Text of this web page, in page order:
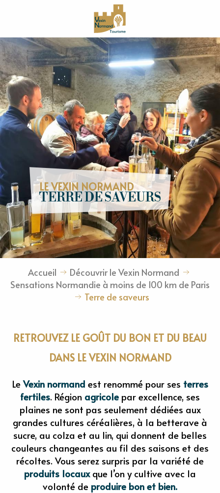
principal
LE VEXIN NORMAND
TERRE DE SAVEURS
Accueil
Découvrir le Vexin Normand
Sensations Normandie à moins de 100 km de Paris
Terre de saveurs
RETROUVEZ LE GOÛT DU BON ET DU BEAU
DANS LE VEXIN NORMAND
LeVexin normand est renommé pour ses terres
fertiles. Région agricole par excellence, ses
plaines ne sont pas seulement dédiées aux
grandes cultures céréalières, à la betterave à
sucre, au colza et au lin, qui donnent de belles
couleurs changeantes au fil des saisons et des
récoltes. Vous serez surpris par la variété de
produits locauxque l’on y cultive avec la
volonté de produire bon et bien.